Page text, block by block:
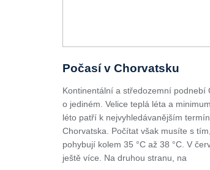
Počasí v Chorvatsku
Kontinentální a středozemní podnebí
o jediném. Velice teplá léta a
léto patří k nejvyhledávanějším
Chorvatska. Počítat však musíte s
pohybují kolem 35 °C až 38 °C. V
ještě více. Na druhou stranu, na